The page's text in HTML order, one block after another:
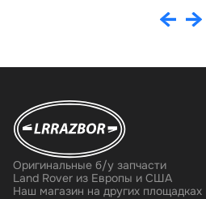
Оригинальные б/у запчасти
Land Rover из Европы и США
Наш магазин на других площадках